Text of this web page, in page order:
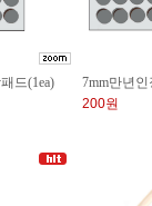
드(1ea)
7mm만년인
200원